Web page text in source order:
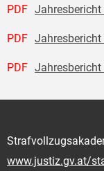
PDF Jahresbericht
PDF Jahresbericht
PDF Jahresbericht
www.justiz.gv.at/